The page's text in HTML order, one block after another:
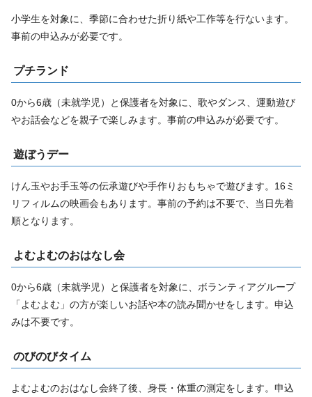
小学生を対象に、季節に合わせた折り紙や工作等を行ないます。
事前の申込みが必要です。
プチランド
0から6歳（未就学児）と保護者を対象に、歌やダンス、運動遊び
やお話会などを親子で楽しみます。事前の申込みが必要です。
遊ぼうデー
けん玉やお手玉等の伝承遊びや手作りおもちゃで遊びます。16ミ
リフィルムの映画会もあります。事前の予約は不要で、当日先着
順となります。
よむよむのおはなし会
0から6歳（未就学児）と保護者を対象に、ボランティアグループ
「よむよむ」の方が楽しいお話や本の読み聞かせをします。申込
みは不要です。
のびのびタイム
よむよむのおはなし会終了後、身長・体重の測定をします。申込